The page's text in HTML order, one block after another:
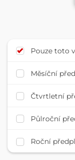
Pouze toto
Měsíční
Čtvrtletní
Půlroční
Roční